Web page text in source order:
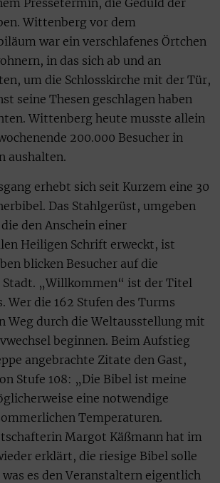
Pressetermin, die Geduld der
Wittenberg vor dem
war ein verschlafenes Örtchen
in das sich ab und an
um die Schlosskirche mit der Tür,
seine Thesen geschlagen haben
Wittenberg heute musste allein
200.000 Besucher in
aushalten.
erhebt sich seit Kurzem eine 30
Das Stahlgerüst, umgeben
den Anschein einer
Heiligen Schrift erweckt, ist
blicken Besucher auf die
„Willkommen“ ist der Titel
Wer die 162 Stufen des Turms
Weg durch die Weltausstellung mit
beginnen. Beim Aufstieg
angebrachte Zitate den Gast,
Stufe 108: „Die Bibel ist meine
eine notwendige
Temperaturen.
Margot Käßmann hat im
erklärt, die riesige Bibel solle
es den Veranstaltern eigentlich